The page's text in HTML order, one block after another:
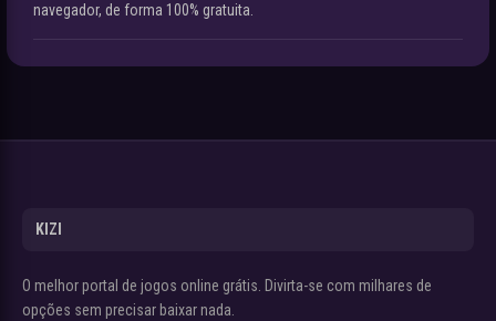
navegador, de forma 100% gratuita.
KIZI
O melhor portal de jogos online grátis. Divirta-se com milhares de
opções sem precisar baixar nada.